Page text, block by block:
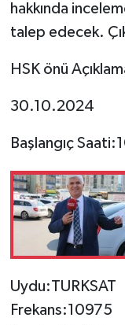
hakkında
talep edecek.
HSK önü
30.10.2024
Başlangıç
Uydu:TURKSAT
Frekans:10975